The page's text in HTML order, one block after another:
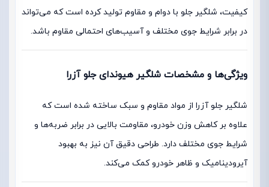
کیفیت، شلگیر جلو با دوام و مقاوم تولید کرده است که می‌تواند
در برابر شرایط جوی مختلف و آسیب‌های احتمالی مقاوم باشد.
ویژگی‌ها و مشخصات شلگیر هیوندای جلو آزرا
شلگیر جلو آزرا از مواد مقاوم و سبک ساخته شده است که
علاوه بر کاهش وزن خودرو، مقاومت بالایی در برابر ضربه‌ها و
شرایط جوی مختلف دارد. طراحی دقیق آن نیز به بهبود
آیرودینامیک و ظاهر خودرو کمک می‌کند.